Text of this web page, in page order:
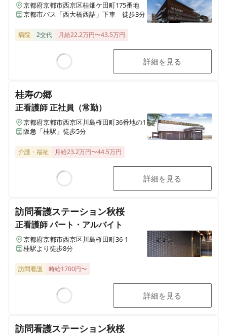
京都府京都市西京区桂畑ケ田町175番地
京都市バス「西大橋西詰」下車 徒歩3分
病院 2交代 月給22.2万円〜43.5万円
詳細を見る
桂寿の郷
正看護師正社員（常勤）
京都府京都市西京区川島権田町36番地の1
阪急「桂駅」徒歩5分
介護・福祉 月給23.2万円〜44.5万円
詳細を見る
訪問看護ステーション秋桜
正看護師パート・アルバイト
京都府京都市西京区川島権田町36-1
桂駅より徒歩8分
訪問看護 時給1700円〜
詳細を見る
訪問看護ステーション秋桜